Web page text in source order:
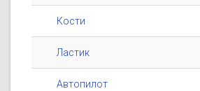
Кости
Ластик
Автопилот